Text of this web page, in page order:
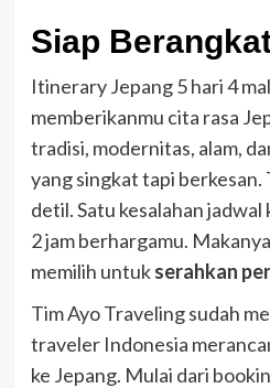
Siap
Itinerary Jepang 5 hari 4
memberikanmu cita rasa
tradisi, modernitas, alam,
yang singkat tapi berkesan.
detil. Satu kesalahan
2 jam berhargamu.
memilih untukserahkan
Tim Ayo Traveling sudah
traveler Indonesia
ke Jepang. Mulai dari